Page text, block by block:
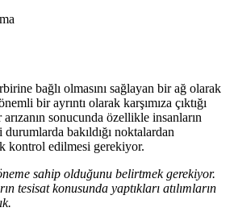
bağlı olmasını sağlayan bir ağ olarak
bir ayrıntı olarak karşımıza çıktığı
sonucunda özellikle insanların
bakıldığı noktalardan
kontrol edilmesi gerekiyor.
sahip olduğunu belirtmek gerekiyor.
tesisat konusunda yaptıkları atılımların